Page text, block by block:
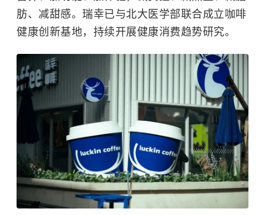
肪、减甜感。瑞幸已与北大医学部联合成立咖啡
健康创新基地，持续开展健康消费趋势研究。